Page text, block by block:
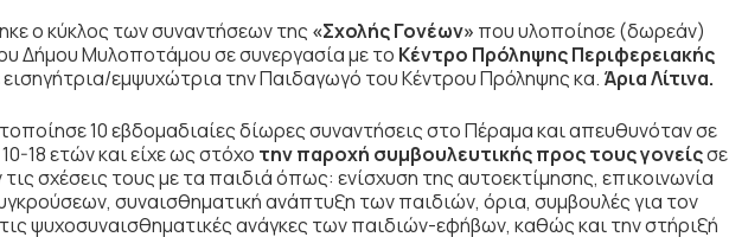
ο κύκλος των συναντήσεων της «Σχολής Γονέων» που υλοποίησε (δωρεάν)
Δήμου Μυλοποτάμου σε συνεργασία με το Κέντρο Πρόληψης Περιφερειακής
εισηγήτρια/εμψυχώτρια την Παιδαγωγό του Κέντρου Πρόληψης κα. Άρια Λίτινα.
10 εβδομαδιαίες δίωρες συναντήσεις στο Πέραμα και απευθυνόταν σε
18 ετών και είχε ως στόχο την παροχή συμβουλευτικής προς τους γονείςσε
σχέσεις τους με τα παιδιά όπως: ενίσχυση της αυτοεκτίμησης, επικοινωνία
συναισθηματική ανάπτυξη των παιδιών, όρια, συμβουλές για τον
ψυχοσυναισθηματικές ανάγκες των παιδιών-εφήβων, καθώς και την στήριξή